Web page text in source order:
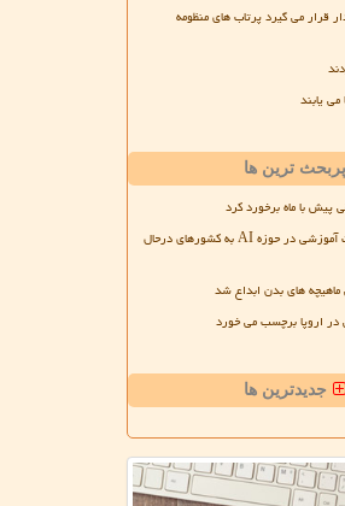
پارس ۲ در مدار قرار می گیرد پرتاب های منظومه
یابند
پربحث ترین ها
اختصاص 5000 فرصت آموزشی در حوزه AI به کشورهای درحال
های بدن ابداع شد
اروپا برچسب می خورد
جدیدترین ها